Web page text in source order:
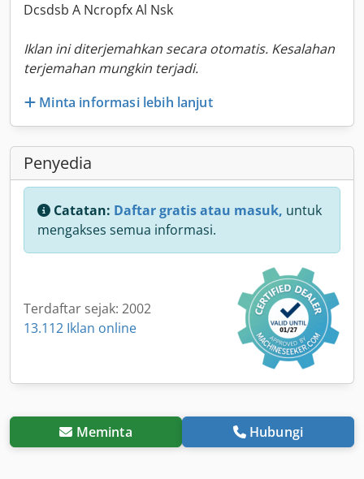
Dcsdsb A Ncropfx Al Nsk
Iklan ini diterjemahkan secara otomatis. Kesalahan
terjemahan mungkin terjadi.
Minta informasi lebih lanjut
Penyedia
Catatan: Daftar gratis atau masuk, untuk
mengakses semua informasi.
Terdaftar sejak: 2002
13.112 Iklan online
Meminta Hubungi